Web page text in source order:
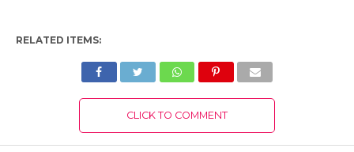
RELATED ITEMS:
CLICK TO COMMENT